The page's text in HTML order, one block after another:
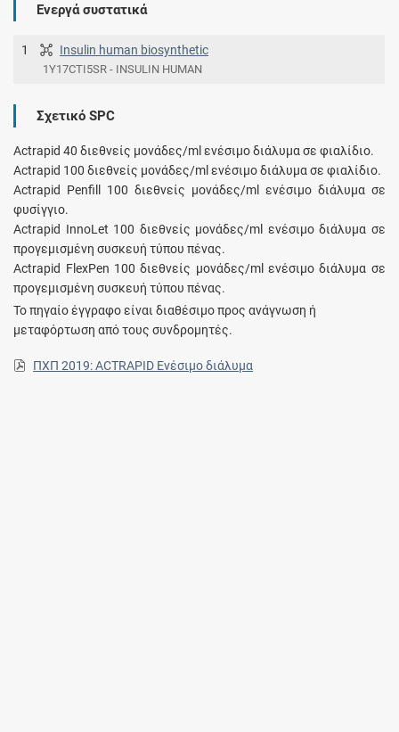
Ενεργά συστατικά
1 Insulin human biosynthetic
1Y17CTI5SR - INSULIN HUMAN
Σχετικό SPC
Actrapid 40 διεθνείς μονάδες/ml ενέσιμο διάλυμα σε φιαλίδιο.
Actrapid 100 διεθνείς μονάδες/ml ενέσιμο διάλυμα σε φιαλίδιο.
Actrapid Penfill 100 διεθνείς μονάδες/ml ενέσιμο διάλυμα σε
φυσίγγιο.
Actrapid InnoLet 100 διεθνείς μονάδες/ml ενέσιμο διάλυμα σε
προγεμισμένη συσκευή τύπου πένας.
Actrapid FlexPen 100 διεθνείς μονάδες/ml ενέσιμο διάλυμα σε
προγεμισμένη συσκευή τύπου πένας.
Το πηγαίο έγγραφο είναι διαθέσιμο προς ανάγνωση ή
μεταφόρτωση από τους συνδρομητές.
ΠΧΠ 2019: ACTRAPID Ενέσιμο διάλυμα